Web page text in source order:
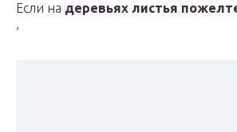
Если на деревьях листья
,